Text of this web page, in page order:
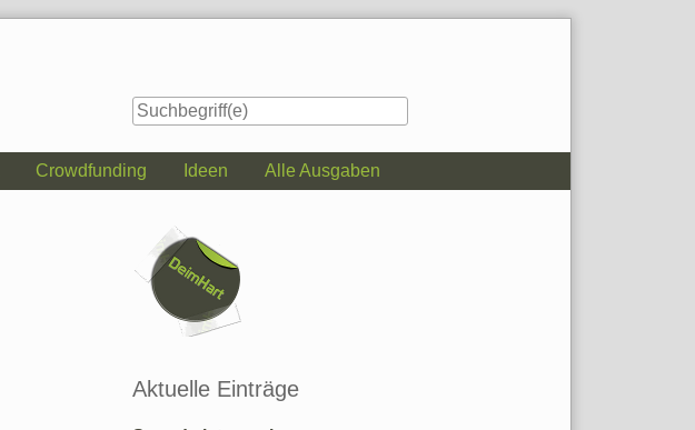
Crowdfunding Ideen Alle Ausgaben
Seitenleiste
Aktuelle Einträge